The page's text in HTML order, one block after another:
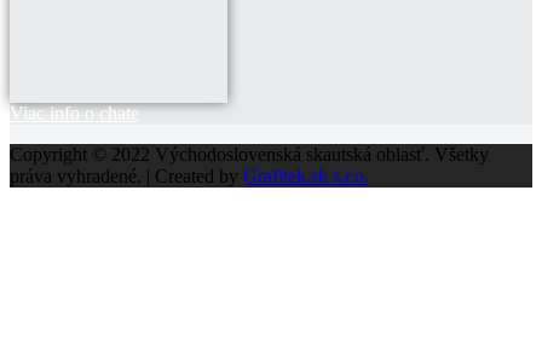
Viac info o chate
Copyright © 2022 Východoslovenská skautská oblasť. Všetky
práva vyhradené. | Created by Grafitek.sk s.r.o.